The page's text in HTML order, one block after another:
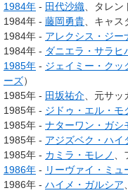
1984年 - 田代沙織 、タレン
1984年 - 藤岡勇貴 、キャ
1984年 - アレクシス・ジー
1984年 - ダニエラ・サラヒ
1985年 - ジェイミー・クッ
ーズ）
1985年 - 田坂祐介 、元サ
1985年 - ジドゥ・エル・モ
1985年 - ナターワン・ガシ
1985年 - アジズベク・ハイ
1985年 - カミラ・モレノ
1986年 - リーヴァイ・ミュ
1986年 - ハイメ・ガルシア